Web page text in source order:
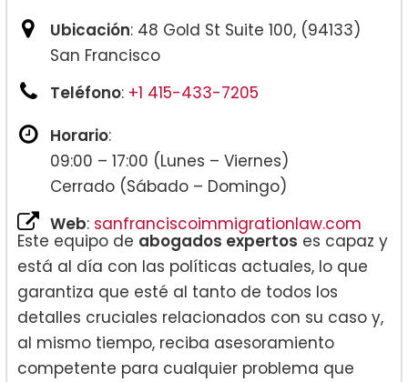
Ubicación: 48 Gold St Suite 100, (94133)
San Francisco
Teléfono: +1 415-433-7205
Horario:
09:00 – 17:00 (Lunes – Viernes)
Cerrado (Sábado – Domingo)
Web: sanfranciscoimmigrationlaw.com
Este equipo de abogados expertos es capaz y
está al día con las políticas actuales, lo que
garantiza que esté al tanto de todos los
detalles cruciales relacionados con su caso y,
al mismo tiempo, reciba asesoramiento
competente para cualquier problema que